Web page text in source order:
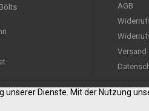
AGB
Versand
unserer Dienste. Mit der Nutzung